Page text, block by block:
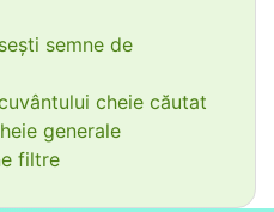
semne de
cheie căutat
generale
filtre